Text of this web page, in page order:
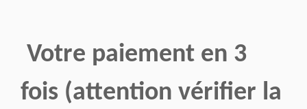
Votre paiement en 3
fois (attention vérifier la